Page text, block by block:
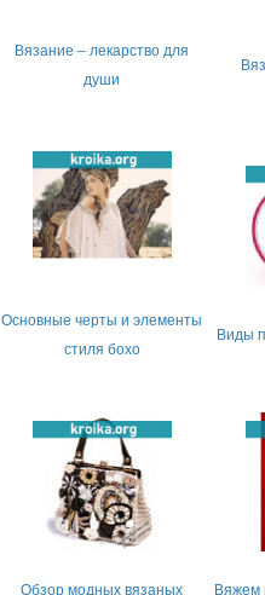
Вязание – лекарство для
души
Основные черты и элементы
стиля бохо
Виды
Обзор модных вязаных Вяжем